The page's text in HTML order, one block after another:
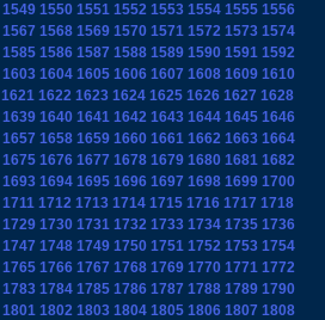
1549 1550 1551 1552 1553 1554 1555 1556
1567 1568 1569 1570 1571 1572 1573 1574
1585 1586 1587 1588 1589 1590 1591 1592
1603 1604 1605 1606 1607 1608 1609 1610
1621 1622 1623 1624 1625 1626 1627 1628
1639 1640 1641 1642 1643 1644 1645 1646
1657 1658 1659 1660 1661 1662 1663 1664
1675 1676 1677 1678 1679 1680 1681 1682
1693 1694 1695 1696 1697 1698 1699 1700
1711 1712 1713 1714 1715 1716 1717 1718
1729 1730 1731 1732 1733 1734 1735 1736
1747 1748 1749 1750 1751 1752 1753 1754
1765 1766 1767 1768 1769 1770 1771 1772
1783 1784 1785 1786 1787 1788 1789 1790
1801 1802 1803 1804 1805 1806 1807 1808